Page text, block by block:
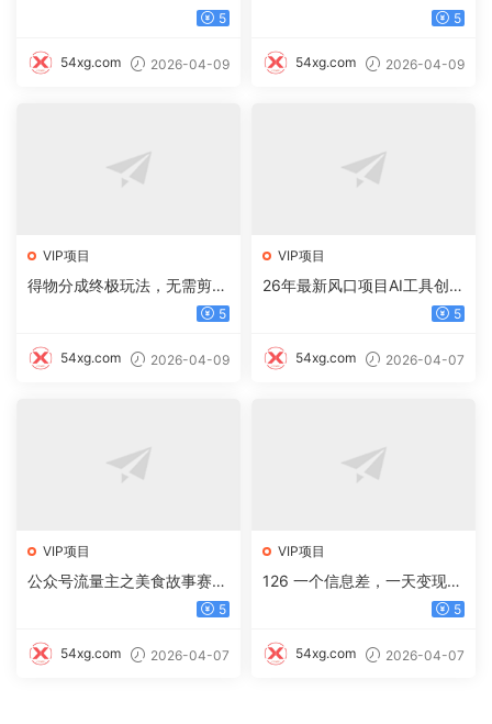
道，起号快+高流量，单日阅5
54xg.com 2026-04-09
一单 100，日入过千不是梦 5
54xg.com 2026-04-09
VIP项目
得物分成终极玩法，无需剪
5
54xg.com 2026-04-09
VIP项目
26年最新风口项目AI工具创作
写小说，轻松实现日入1000+
5
54xg.com 2026-04-07
VIP项目
公众号流量主之美食故事赛
道，起号快+高互动，8天就 5
54xg.com 2026-04-07
VIP项目
126 一个信息差，一天变现5
00+，需求量大，复购强，无
益
5
54xg.com 2026-04-07